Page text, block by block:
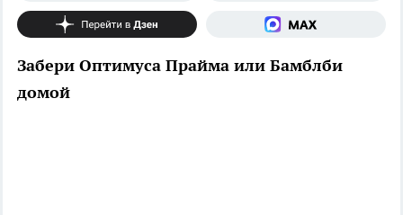
Забери Оптимуса Прайма или Бамблби
домой